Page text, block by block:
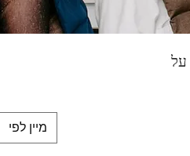
מיין לפי